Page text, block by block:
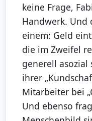
keine Frage,
Handwerk. Und
einem: Geld
die im Zweifel
generell asozial
ihrer
Mitarbeiter bei
Und ebenso